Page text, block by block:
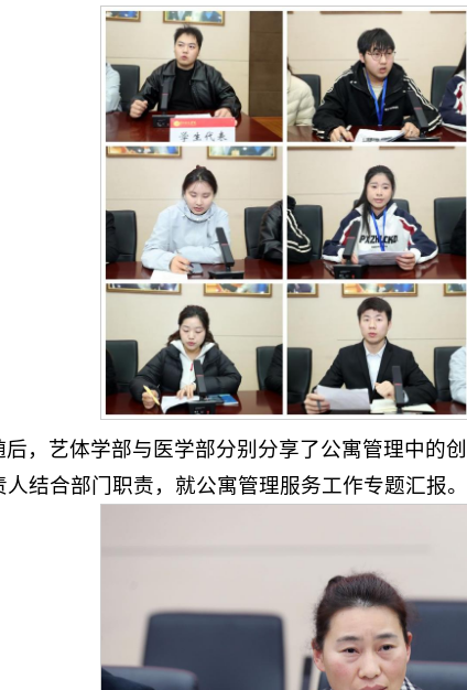
后，艺体学部与医学部分别分享了公寓管理中的
人结合部门职责，就公寓管理服务工作专题汇报。